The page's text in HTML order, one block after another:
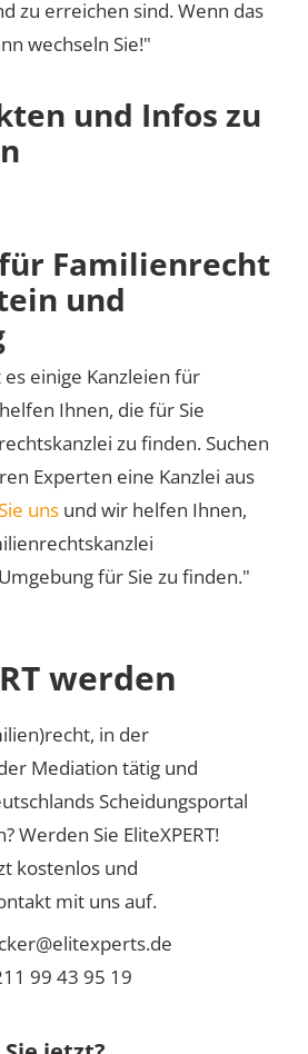
zu erreichen sind. Wenn das
wechseln Sie!"
und Infos zu
Familienrecht
und
einige Kanzleien für
Ihnen, die für Sie
zu finden. Suchen
Experten eine Kanzlei aus
uns und wir helfen Ihnen,
für Sie zu finden."
werden
in der
Mediation tätig und
Scheidungsportal
Werden Sie EliteXPERT!
kostenlos und
mit uns auf.
99 43 95 19